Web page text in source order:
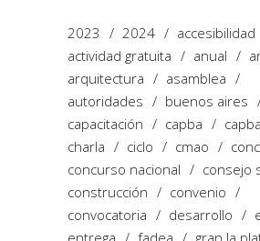
2023 2024
accesibilidad
actividad gratuita
anual
arquitectura
asamblea
autoridades
buenos aires
capacitación
capba
charla
ciclo cmao
concurso nacional
consejo
construcción
convenio
convocatoria
desarrollo
entrega
fadea
gran la